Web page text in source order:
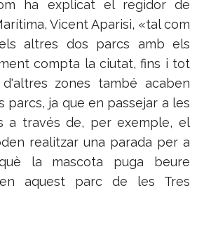
ha explicat el regidor de
Vicent Aparisi, «tal com
altres dos parcs amb els
compta la ciutat, fins i tot
zones també acaben
parcs, ja que en passejar a les
a través de, per exemple, el
realitzar una parada per a
la mascota puga beure
aquest parc de les Tres